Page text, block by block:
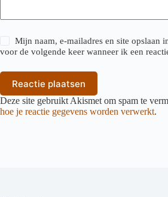
Mijn naam, e-mailadres en site opslaan
voor de volgende keer wanneer ik een
Reactie plaatsen
Deze site gebruikt Akismet om spam te
hoe je reactie gegevens worden verwerkt.